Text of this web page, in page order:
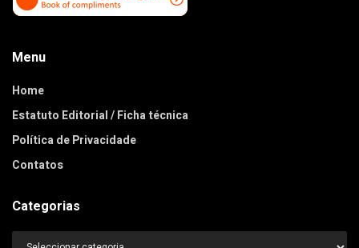
Menu
Home
Estatuto Editorial / Ficha técnica
Política de Privacidade
Contatos
Categorias
Categorias